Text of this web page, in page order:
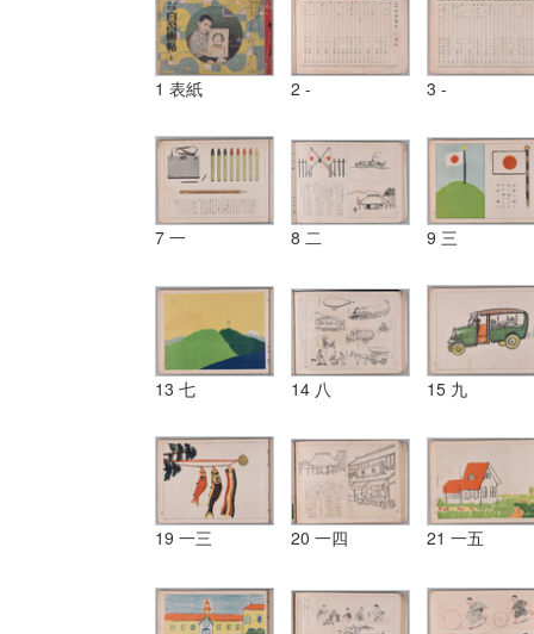
1 表紙 2 - 3 -
7 一 8 二 9 三
13 七 14 八 15 九
19 一三 20 一四 21 一五